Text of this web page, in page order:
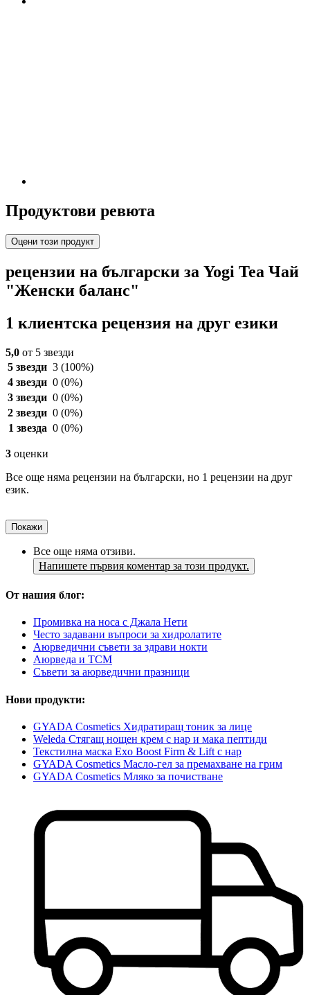
Продуктови ревюта
Оцени този продукт
рецензии на български за Yogi Tea Чай
"Женски баланс"
1 клиентска рецензия на друг езики
5,0 от 5 звезди
5 звезди 3 (100%)
4 звезди 0 (0%)
3 звезди 0 (0%)
2 звезди 0 (0%)
1 звезда 0 (0%)
3 оценки
Все още няма рецензии на български, но 1 рецензии на друг
език.
Покажи
Все още няма отзиви.
Напишете първия коментар за този продукт.
От нашия блог:
Промивка на носа с Джала Нети
Често задавани въпроси за хидролатите
Аюрведични съвети за здрави нокти
Аюрведа и TCM
Съвети за аюрведични празници
Нови продукти:
GYADA Cosmetics Хидратиращ тоник за лице
Weleda Стягащ нощен крем с нар и мака пептиди
Текстилна маска Exo Boost Firm & Lift с нар
GYADA Cosmetics Масло-гел за премахване на грим
GYADA Cosmetics Мляко за почистване